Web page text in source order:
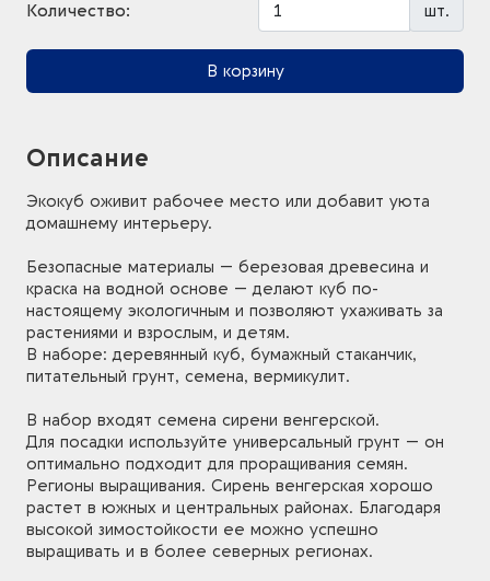
Количество: шт.
В корзину
Описание
Экокуб оживит рабочее место или добавит уюта
домашнему интерьеру.
Безопасные материалы — березовая древесина и
краска на водной основе — делают куб по-
настоящему экологичным и позволяют ухаживать за
растениями и взрослым, и детям.
В наборе: деревянный куб, бумажный стаканчик,
питательный грунт, семена, вермикулит.
В набор входят семена сирени венгерской.
Для посадки используйте универсальный грунт — он
оптимально подходит для проращивания семян.
Регионы выращивания. Сирень венгерская хорошо
растет в южных и центральных районах. Благодаря
высокой зимостойкости ее можно успешно
выращивать и в более северных регионах.